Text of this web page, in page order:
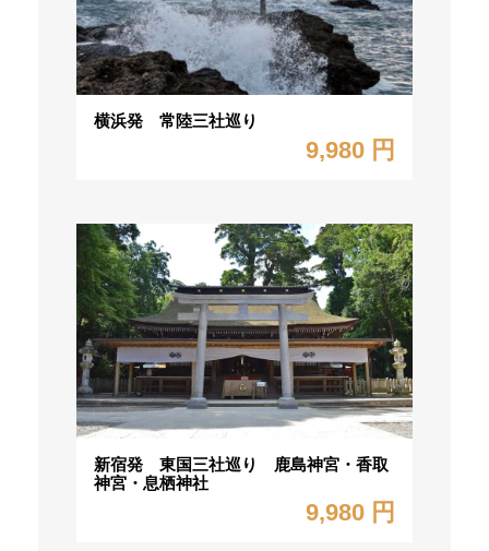
横浜発 常陸三社巡り
9,980 円
新宿発 東国三社巡り 鹿島神宮・香取
神宮・息栖神社
9,980 円